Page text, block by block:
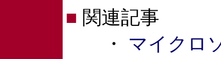
■ 関連記事
・ マイクロ